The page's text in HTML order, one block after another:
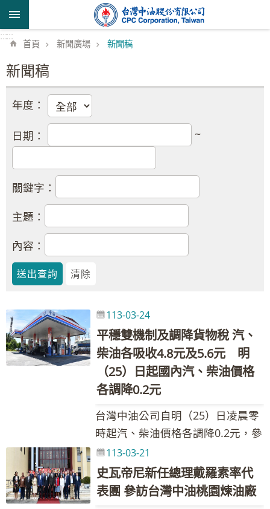
跳到主要內容區塊
::::::
首頁 新聞廣場 新聞稿
新聞稿
年度：
日期： ~
關鍵字：
主題：
內容：
平穩雙機制及調降貨物稅 汽、
柴油各吸收4.8元及5.6元 明
（25）日起國內汽、柴油價格
各調降0.2元
113-03-24
台灣中油公司自明（25）日凌晨零
時起汽、柴油價格各調降0.2元，參
考零售價格分別為92無鉛汽油每公
升29.5元、95無鉛汽油每公升31.0
元、98無鉛汽油每公升33.0元、超
史瓦帝尼新任總理戴羅素率代
表團 參訪台灣中油桃園煉油廠
113-03-21